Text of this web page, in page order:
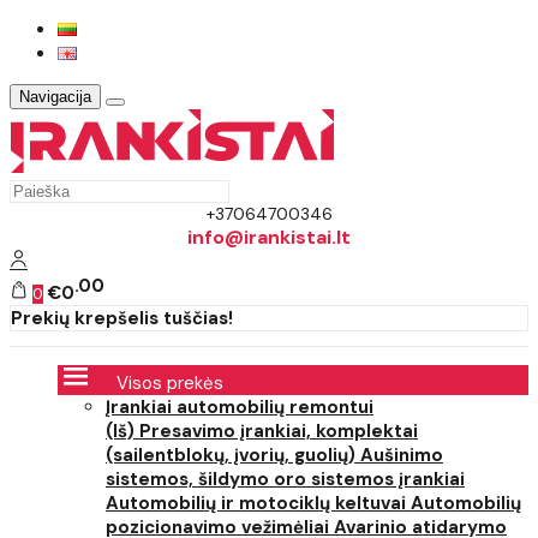
Navigacija
+37064700346
info@irankistai.lt
0 €0 00
Prekių krepšelis tuščias!
Visos prekės
Įrankiai automobilių remontui
(Iš) Presavimo įrankiai, komplektai
(sailentblokų, įvorių, guolių) Aušinimo
sistemos, šildymo oro sistemos įrankiai
Automobilių ir motociklų keltuvai Automobilių
pozicionavimo vežimėliai Avarinio atidarymo